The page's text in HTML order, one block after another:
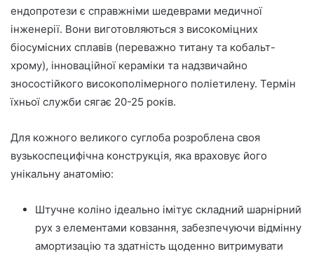
ендопротези є справжніми шедеврами медичної
інженерії. Вони виготовляються з високоміцних
біосумісних сплавів (переважно титану та кобальт-
хрому), інноваційної кераміки та надзвичайно
зносостійкого високополімерного поліетилену. Термін
їхньої служби сягає 20-25 років.
Для кожного великого суглоба розроблена своя
вузькоспецифічна конструкція, яка враховує його
унікальну анатомію:
Штучне коліно ідеально імітує складний шарнірний
рух з елементами ковзання, забезпечуючи відмінну
амортизацію та здатність щоденно витримувати